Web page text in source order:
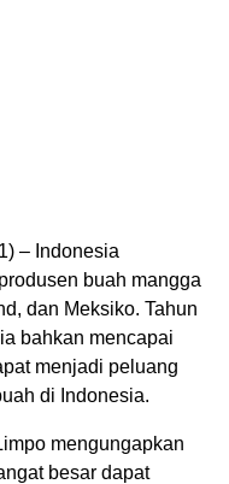
– Indonesia
buah mangga
dan Meksiko. Tahun
bahkan mencapai
menjadi peluang
di Indonesia.
mengungapkan
besar dapat